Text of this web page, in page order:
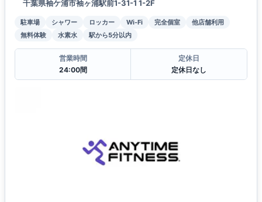
千葉県袖ケ浦市袖ヶ浦駅前1-31-1 1-2F
駐車場 シャワー ロッカー Wi-Fi 完全個室
他店舗利用
無料体験
水素水 駅から5分以内
営業時間
24:00間
定休日
定休日なし